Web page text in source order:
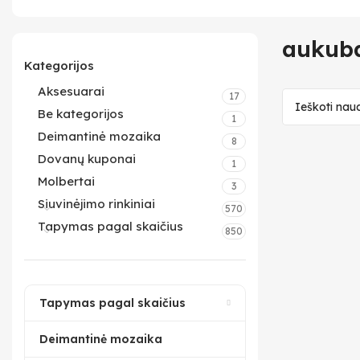
Kategorijos
Aksesuarai
17
Be kategorijos 1
Deimantinė mozaika 8
Dovanų kuponai 1
Molbertai 3
Siuvinėjimo rinkiniai 570
Tapymas pagal skaičius 850
Tapymas pagal skaičius
Deimantinė mozaika